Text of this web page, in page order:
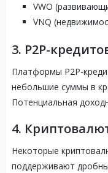
VWO
VNQ
3. P2P-
Платформы P2P-
небольшие суммы в
Потенциальная
4.
Некоторые
поддерживают